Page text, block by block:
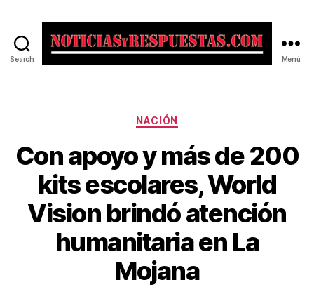
Search Menú
Categorías
NACIÓN
Con apoyo y más de 200
kits escolares, World
Vision brindó atención
humanitaria en La
Mojana